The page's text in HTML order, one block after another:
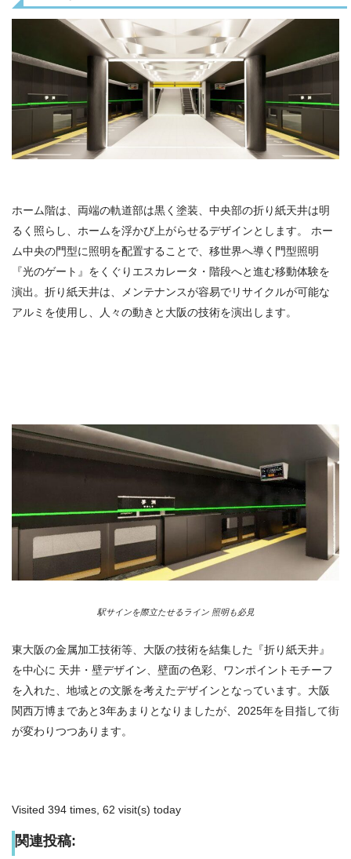
ホーム階は、両端の軌道部は黒く塗装、中央部の折り紙天井は明
るく照らし、ホームを浮かび上がらせるデザインとします。 ホー
ム中央の門型に照明を配置することで、移世界へ導く門型照明
『光のゲート』をくぐりエスカレータ・階段へと進む移動体験を
演出。折り紙天井は、メンテナンスが容易でリサイクルが可能な
アルミを使用し、人々の動きと大阪の技術を演出します。
駅サインを際立たせるライン 照明も必見
東大阪の金属加工技術等、大阪の技術を結集した『折り紙天井』
を中心に 天井・壁デザイン、壁面の色彩、ワンポイントモチーフ
を入れた、地域との文脈を考えたデザインとなっています。大阪
関西万博まであと3年あまりとなりましたが、2025年を目指して街
が変わりつつあります。
Visited 394 times, 62 visit(s) today
関連投稿: